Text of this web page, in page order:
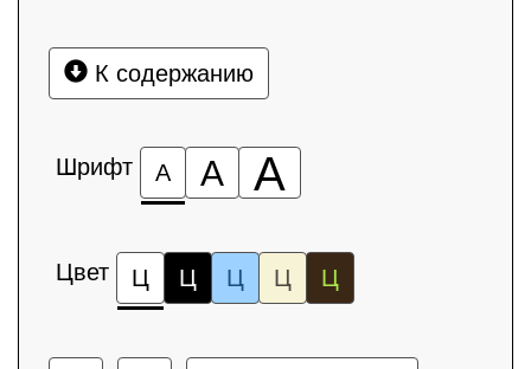
К содержанию
Шрифт А А А
Цвет Ц Ц Ц Ц Ц